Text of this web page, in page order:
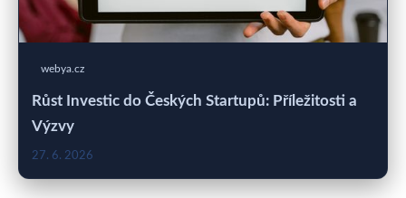
webya.cz
Růst Investic do Českých Startupů: Příležitosti a
Výzvy
27. 6. 2026